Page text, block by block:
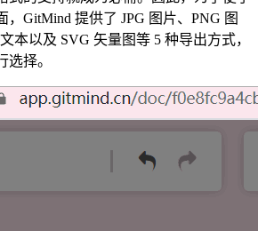
GitMind 提供了 JPG 图片、PNG 图
本以及 SVG 矢量图等 5 种导出方式，
选择。